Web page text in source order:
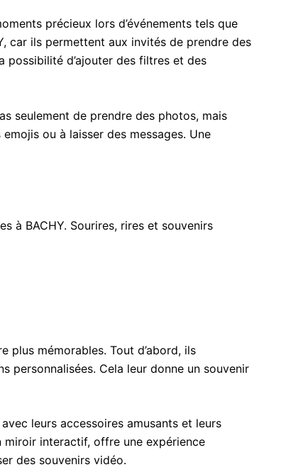
précieux lors d’événements tels que
car ils permettent aux invités de prendre des
possibilité d’ajouter des filtres et des
seulement de prendre des photos, mais
ou à laisser des messages. Une
à BACHY. Sourires, rires et souvenirs
mémorables. Tout d’abord, ils
personnalisées. Cela leur donne un souvenir
leurs accessoires amusants et leurs
interactif, offre une expérience
des souvenirs vidéo.